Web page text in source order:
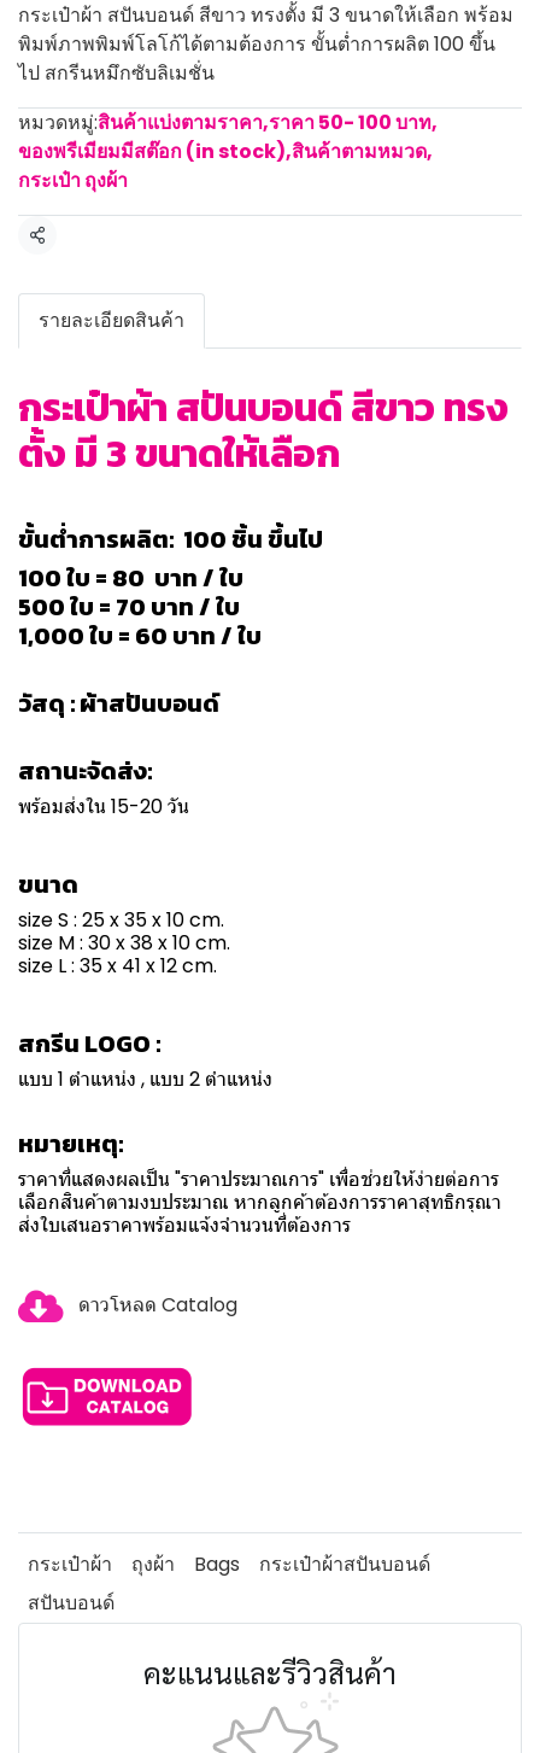
กระเป๋าผ้า สปันบอนด์ สีขาว ทรงตั้ง มี 3 ขนาดให้เลือก พร้อม
พิมพ์ภาพพิมพ์โลโก้ได้ตามต้องการ ขั้นต่ำการผลิต 100 ขึ้น
ไป สกรีนหมึกซับลิเมชั่น
หมวดหมู่:สินค้าแบ่งตามราคา,ราคา 50- 100 บาท,
ของพรีเมียมมีสต๊อก (in stock),สินค้าตามหมวด,
กระเป๋า ถุงผ้า
แชร์
รายละเอียดสินค้า
กระเป๋าผ้า สปันบอนด์ สีขาว ทรง
ตั้ง มี 3 ขนาดให้เลือก
ขั้นต่ำการผลิต: 100 ชิ้น ขึ้นไป
100 ใบ = 80 บาท / ใบ
500 ใบ = 70 บาท / ใบ
1,000 ใบ = 60 บาท / ใบ
วัสดุ : ผ้าสปันบอนด์
สถานะจัดส่ง:
พร้อมส่งใน 15-20 วัน
ขนาด
size S : 25 x 35 x 10 cm.
size M : 30 x 38 x 10 cm.
size L : 35 x 41 x 12 cm.
สกรีน LOGO :
แบบ 1 ตำแหน่ง , แบบ 2 ตำแหน่ง
หมายเหตุ:
ราคาที่แสดงผลเป็น "ราคาประมาณการ" เพื่อช่วยให้ง่ายต่อการ
เลือกสินค้าตามงบประมาณ หากลูกค้าต้องการราคาสุทธิกรุณา
ส่งใบเสนอราคาพร้อมแจ้งจำนวนที่ต้องการ
ดาวโหลด Catalog
กระเป๋าผ้า ถุงผ้า Bags
กระเป๋าผ้าสปันบอนด์
สปันบอนด์
คะแนนและรีวิวสินค้า